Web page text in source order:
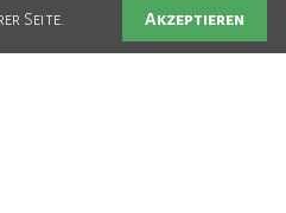
Seite. Akzeptieren